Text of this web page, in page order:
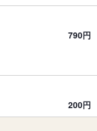
790円
200円